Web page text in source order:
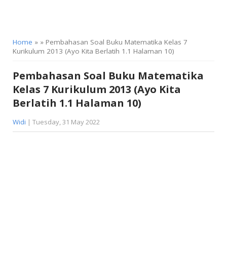
Home » » Pembahasan Soal Buku Matematika Kelas 7
Kurikulum 2013 (Ayo Kita Berlatih 1.1 Halaman 10)
Pembahasan Soal Buku Matematika
Kelas 7 Kurikulum 2013 (Ayo Kita
Berlatih 1.1 Halaman 10)
Widi | Tuesday, 31 May 2022